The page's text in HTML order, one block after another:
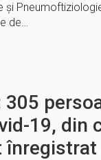
și
de…
305
19, din